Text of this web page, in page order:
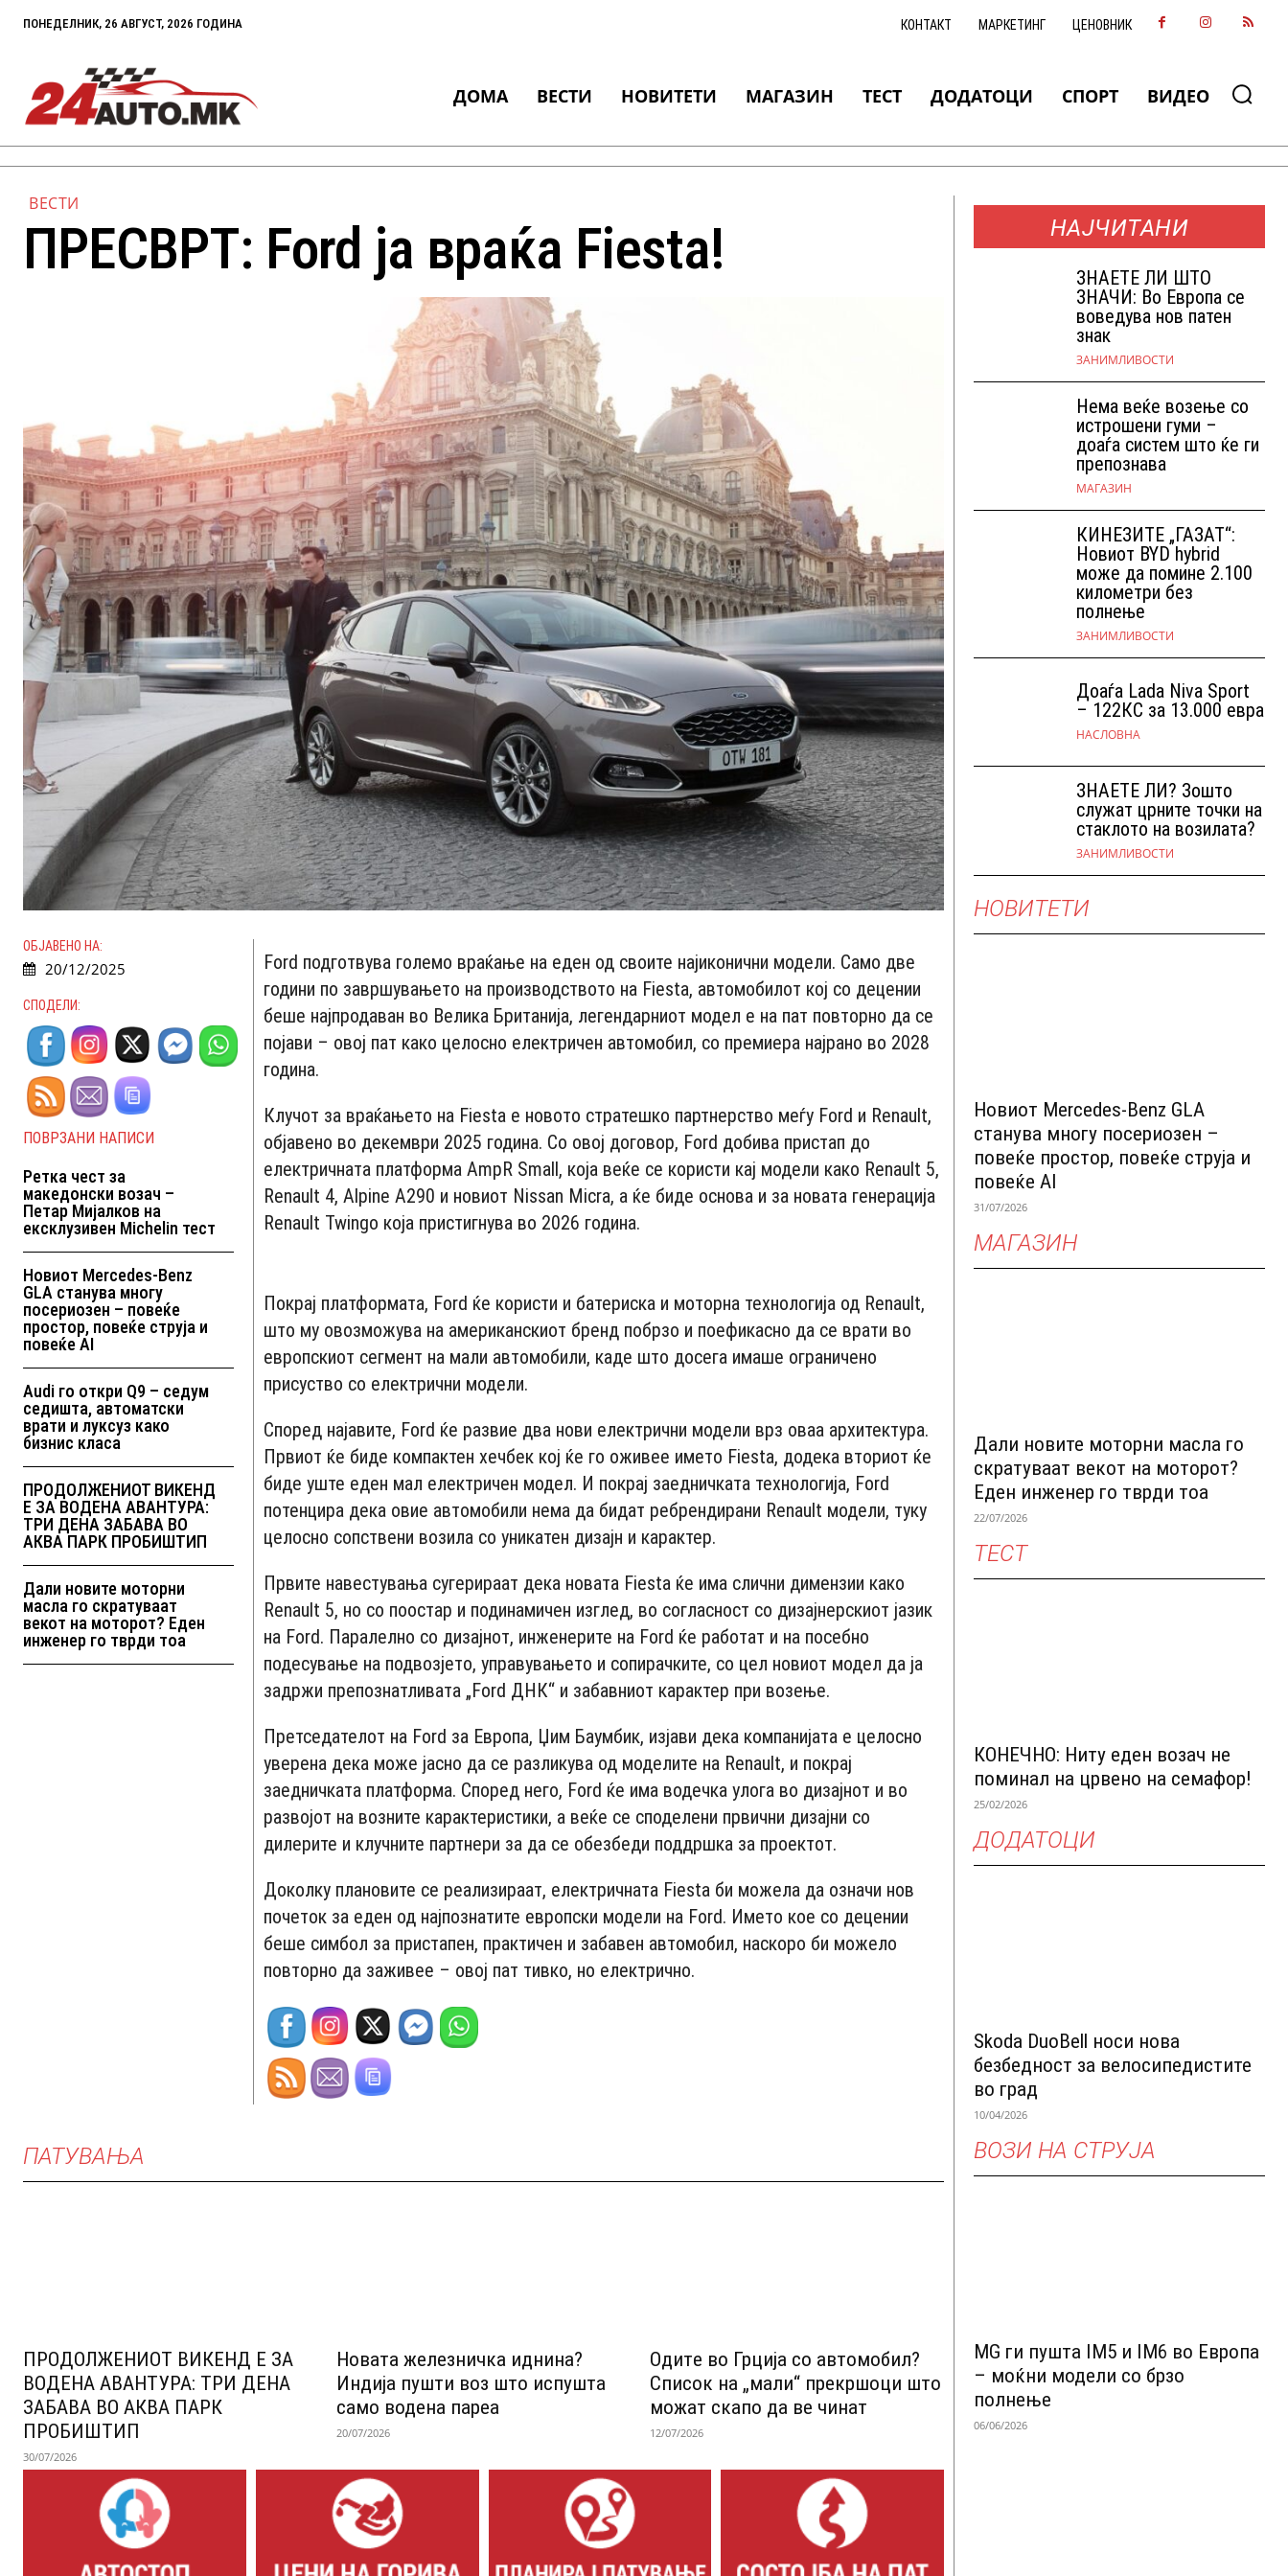
ПОНЕДЕЛНИК, 26 АВГУСТ, 2026 ГОДИНА КОНТАКТ МАРКЕТИНГ ЦЕНОВНИК
ДОМА ВЕСТИ НОВИТЕТИ МАГАЗИН ТЕСТ ДОДАТОЦИ СПОРТ ВИДЕО
ВЕСТИ
ПРЕСВРТ: Ford ја враќа Fiesta!
ОБЈАВЕНО НА:
20/12/2025
СПОДЕЛИ:
ПОВРЗАНИ НАПИСИ
Ретка чест за
македонски возач –
Петар Мијалков на
ексклузивен Michelin тест
Новиот Mercedes-Benz
GLA станува многу
посериозен – повеќе
простор, повеќе струја и
повеќе AI
Audi го откри Q9 – седум
седишта, автоматски
врати и луксуз како
бизнис класа
ПРОДОЛЖЕНИОТ ВИКЕНД
Е ЗА ВОДЕНА АВАНТУРА:
ТРИ ДЕНА ЗАБАВА ВО
АКВА ПАРК ПРОБИШТИП
Дали новите моторни
масла го скратуваат
векот на моторот? Еден
инженер го тврди тоа
Ford подготвува големо враќање на еден од своите најиконични модели. Само две
години по завршувањето на производството на Fiesta, автомобилот кој со децении
беше најпродаван во Велика Британија, легендарниот модел е на пат повторно да се
појави – овој пат како целосно електричен автомобил, со премиера најрано во 2028
година.
Клучот за враќањето на Fiesta е новото стратешко партнерство меѓу Ford и Renault,
објавено во декември 2025 година. Со овој договор, Ford добива пристап до
електричната платформа AmpR Small, која веќе се користи кај модели како Renault 5,
Renault 4, Alpine A290 и новиот Nissan Micra, а ќе биде основа и за новата генерација
Renault Twingo која пристигнува во 2026 година.
Покрај платформата, Ford ќе користи и батериска и моторна технологија од Renault,
што му овозможува на американскиот бренд побрзо и поефикасно да се врати во
европскиот сегмент на мали автомобили, каде што досега имаше ограничено
присуство со електрични модели.
Според најавите, Ford ќе развие два нови електрични модели врз оваа архитектура.
Првиот ќе биде компактен хечбек кој ќе го оживее името Fiesta, додека вториот ќе
биде уште еден мал електричен модел. И покрај заедничката технологија, Ford
потенцира дека овие автомобили нема да бидат ребрендирани Renault модели, туку
целосно сопствени возила со уникатен дизајн и карактер.
Првите навестувања сугерираат дека новата Fiesta ќе има слични димензии како
Renault 5, но со поостар и подинамичен изглед, во согласност со дизајнерскиот јазик
на Ford. Паралелно со дизајнот, инженерите на Ford ќе работат и на посебно
подесување на подвозјето, управувањето и сопирачките, со цел новиот модел да ја
задржи препознатливата „Ford ДНК“ и забавниот карактер при возење.
Претседателот на Ford за Европа, Џим Баумбик, изјави дека компанијата е целосно
уверена дека може јасно да се разликува од моделите на Renault, и покрај
заедничката платформа. Според него, Ford ќе има водечка улога во дизајнот и во
развојот на возните карактеристики, а веќе се споделени првични дизајни со
дилерите и клучните партнери за да се обезбеди поддршка за проектот.
Доколку плановите се реализираат, електричната Fiesta би можела да означи нов
почеток за еден од најпознатите европски модели на Ford. Името кое со децении
беше симбол за пристапен, практичен и забавен автомобил, наскоро би можело
повторно да заживее – овој пат тивко, но електрично.
ПАТУВАЊА
ПРОДОЛЖЕНИОТ ВИКЕНД Е ЗА
ВОДЕНА АВАНТУРА: ТРИ ДЕНА
ЗАБАВА ВО АКВА ПАРК
ПРОБИШТИП
30/07/2026
Новата железничка иднина?
Индија пушти воз што испушта
само водена пареа
20/07/2026
Одитe во Грција со автомобил?
Список на „мали“ прекршоци што
можат скапо да ве чинат
12/07/2026
НАЈЧИТАНИ
ЗНАEТЕ ЛИ ШТО
ЗНАЧИ: Во Европа се
воведува нов патен
знак
ЗАНИМЛИВОСТИ
Нема веќе возење со
истрошени гуми –
доаѓа систем што ќе ги
препознава
МАГАЗИН
КИНЕЗИТЕ „ГАЗАТ“:
Новиот BYD hybrid
може да помине 2.100
километри без
полнење
ЗАНИМЛИВОСТИ
Доаѓа Lada Niva Sport
– 122КС за 13.000 евра
НАСЛОВНА
ЗНАЕТЕ ЛИ? Зошто
служат црните точки на
стаклото на возилата?
ЗАНИМЛИВОСТИ
НОВИТЕТИ
Новиот Mercedes-Benz GLA
станува многу посериозен –
повеќе простор, повеќе струја и
повеќе AI
31/07/2026
МАГАЗИН
Дали новите моторни масла го
скратуваат векот на моторот?
Еден инженер го тврди тоа
22/07/2026
ТЕСТ
КОНЕЧНО: Ниту еден возач не
поминал на црвено на семафор!
25/02/2026
ДОДАТОЦИ
Skoda DuoBell носи нова
безбедност за велосипедистите
во град
10/04/2026
ВОЗИ НА СТРУЈА
MG ги пушта IM5 и IM6 во Европа
– моќни модели со брзо
полнење
06/06/2026